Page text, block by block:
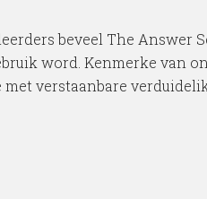
beveel The Answer
word. Kenmerke van
verstaanbare